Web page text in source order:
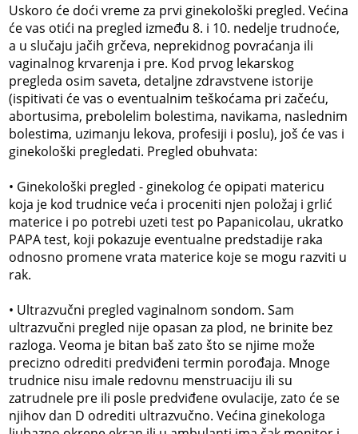
Uskoro će doći vreme za prvi ginekološki pregled. Većina
će vas otići na pregled između 8. i 10. nedelje trudnoće,
a u slučaju jačih grčeva, neprekidnog povraćanja ili
vaginalnog krvarenja i pre. Kod prvog lekarskog
pregleda osim saveta, detaljne zdravstvene istorije
(ispitivati će vas o eventualnim teškoćama pri začeću,
abortusima, prebolelim bolestima, navikama, naslednim
bolestima, uzimanju lekova, profesiji i poslu), još će vas i
ginekološki pregledati. Pregled obuhvata:
• Ginekološki pregled - ginekolog će opipati matericu
koja je kod trudnice veća i proceniti njen položaj i grlić
materice i po potrebi uzeti test po Papanicolau, ukratko
PAPA test, koji pokazuje eventualne predstadije raka
odnosno promene vrata materice koje se mogu razviti u
rak.
• Ultrazvučni pregled vaginalnom sondom. Sam
ultrazvučni pregled nije opasan za plod, ne brinite bez
razloga. Veoma je bitan baš zato što se njime može
precizno odrediti predviđeni termin porođaja. Mnoge
trudnice nisu imale redovnu menstruaciju ili su
zatrudnele pre ili posle predviđene ovulacije, zato će se
njihov dan D odrediti ultrazvučno. Većina ginekologa